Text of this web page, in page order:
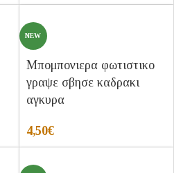
NEW
Μπομπονιερα φωτιστικο
γραψε σβησε καδρακι
αγκυρα
4,50€